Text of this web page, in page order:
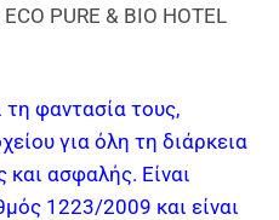
PURE & BIO HOTEL
τη φαντασία τους,
για όλη τη διάρκεια
και ασφαλής. Είναι
1223/2009 και είναι